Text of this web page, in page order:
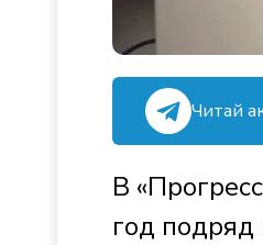
Читай
В
год подряд